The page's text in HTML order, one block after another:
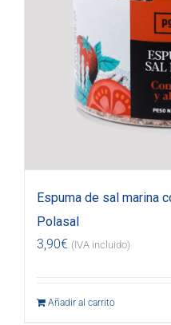
Espuma de sal marina
Polasal
3,90€ (IVA incluido)
Añadir al carrito